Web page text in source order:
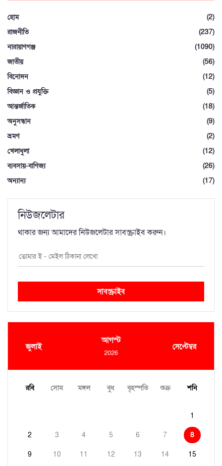
হোম
(2)
রাজনীতি
(237)
নারায়াণগঞ্জ
(1090)
জাতীয়
(56)
বিনোদন
(12)
বিজ্ঞান ও প্রযুক্তি
(5)
আন্তর্জাতিক
(18)
অনুসন্ধান
(9)
ভ্রমণ
(2)
খেলাধুলা
(12)
ব্যবসায়-বাণিজ্য
(26)
অন্যান্য
(17)
নিউজলেটার
থাকার জন্য আমাদের নিউজলেটার সাবস্ক্রাইব করুন।
সাবস্ক্রাইব
জুলাই
আগস্ট
2026
সেপ্টেম্বর
রবি সোম মঙ্গল বুধ বৃহস্পতি শুক্র শনি
1
2 3 4 5 6 7 8
9 10 11 12 13 14 15